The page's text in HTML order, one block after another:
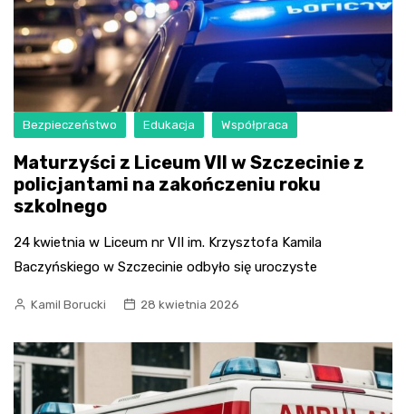
Bezpieczeństwo Edukacja Współpraca
Maturzyści z Liceum VII w Szczecinie z
policjantami na zakończeniu roku
szkolnego
24 kwietnia w Liceum nr VII im. Krzysztofa Kamila
Baczyńskiego w Szczecinie odbyło się uroczyste
Kamil Borucki 28 kwietnia 2026